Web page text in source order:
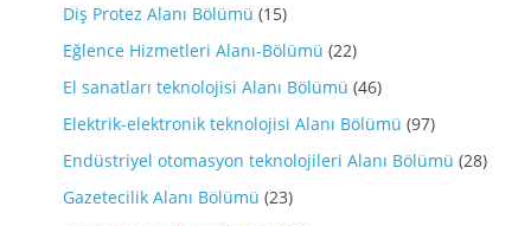
Diş Protez Alanı Bölümü (15)
Eğlence Hizmetleri Alanı-Bölümü (22)
El sanatları teknolojisi Alanı Bölümü (46)
Elektrik-elektronik teknolojisi Alanı Bölümü (97)
Endüstriyel otomasyon teknolojileri Alanı Bölümü (28)
Gazetecilik Alanı Bölümü (23)